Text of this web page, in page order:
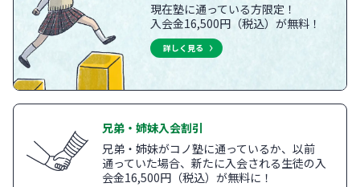
現在塾に通っている方限定！
入会金16,500円（税込）が無料！
詳しく見る
兄弟・姉妹入会割引
兄弟・姉妹がコノ塾に通っているか、以前
通っていた場合、新たに入会される生徒の入
会金16,500円（税込）が無料に！